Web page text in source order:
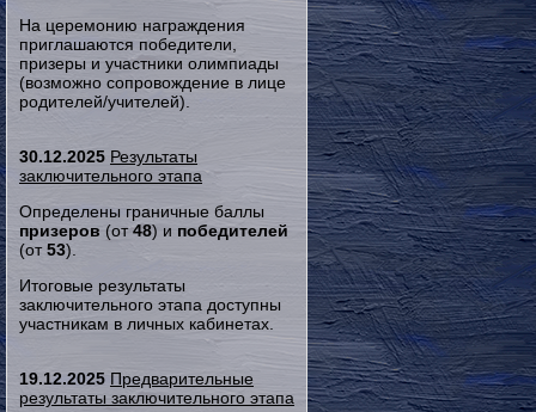
На церемонию награждения
приглашаются победители,
призеры и участники олимпиады
(возможно сопровождение в лице
родителей/учителей).
30.12.2025 Результаты
заключительного этапа
Определены граничные баллы
призеров (от48) и победителей
(от53).
Итоговые результаты
заключительного этапа доступны
участникам в личных кабинетах.
19.12.2025 Предварительные
результаты заключительного этапа